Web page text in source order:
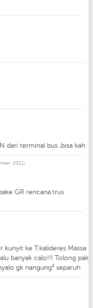
dari terminal bus ,bisa kah
2021)
GR rencana.trus
ke T.kalideres Massa
banyak calo!!! Tolong pak
gk nangung² separuh